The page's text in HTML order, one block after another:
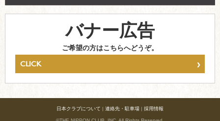
バナー広告
ご希望の方はこちらへどうぞ。
CLICK ›
日本クラブについて | 連絡先・駐車場 | 採用情報